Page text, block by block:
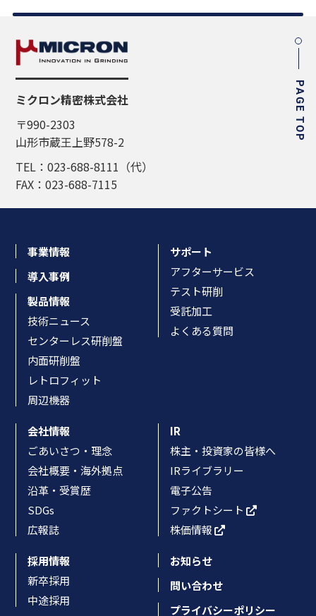
PAGE TOP
ミクロン精密株式会社
〒990-2303
山形市蔵王上野578-2
TEL：023-688-8111（代）
FAX：023-688-7115
事業情報
導入事例
製品情報
技術ニュース
センターレス研削盤
内面研削盤
レトロフィット
周辺機器
サポート
アフターサービス
テスト研削
受託加工
よくある質問
会社情報
ごあいさつ・理念
会社概要・海外拠点
沿革・受賞歴
SDGs
広報誌
IR
株主・投資家の皆様へ
IRライブラリー
電子公告
ファクトシート
株価情報
採用情報
新卒採用
中途採用
お知らせ
問い合わせ
プライバシーポリシー